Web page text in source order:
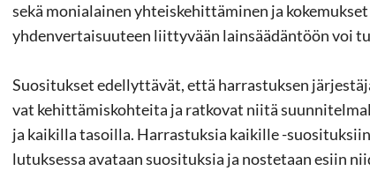
sekä mo­nia­lai­nen yh­teis­ke­hit­tä­mi­nen ja
yh­den­ver­tai­suu­teen liit­ty­vään lain­sää­dän­töön voi
Suo­si­tuk­set edel­lyt­tä­vät, että har­ras­tuk­sen
vat ke­hit­tä­mis­koh­tei­ta ja rat­ko­vat niitä
ja kai­kil­la ta­soil­la. Har­ras­tuk­sia kai­kil­le -​
lu­tuk­ses­sa ava­taan suo­si­tuk­sia ja nos­te­taan esiin